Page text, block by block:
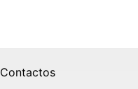
Contactos